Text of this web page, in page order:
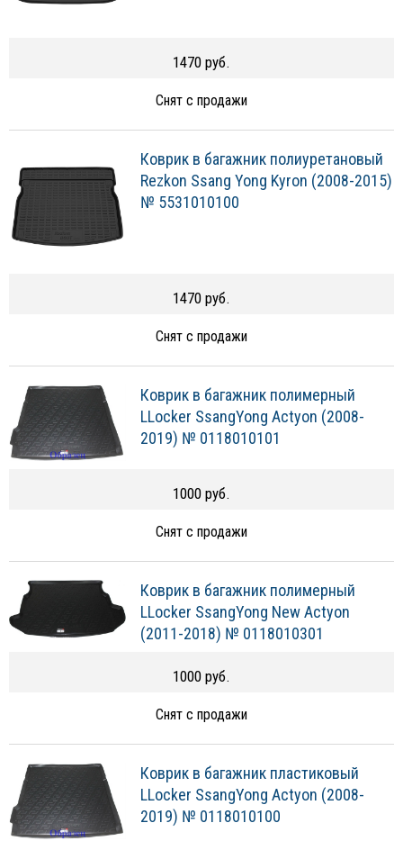
1470 руб.
Снят с продажи
Коврик в багажник полиуретановый
Rezkon Ssang Yong Kyron (2008-2015)
№ 5531010100
1470 руб.
Снят с продажи
Коврик в багажник полимерный
LLocker SsangYong Actyon (2008-
2019) № 0118010101
1000 руб.
Снят с продажи
Коврик в багажник полимерный
LLocker SsangYong New Actyon
(2011-2018) № 0118010301
1000 руб.
Снят с продажи
Коврик в багажник пластиковый
LLocker SsangYong Actyon (2008-
2019) № 0118010100